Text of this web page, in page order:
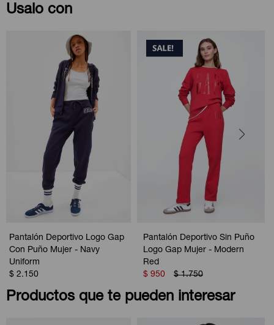
Usalo con
Pantalón Deportivo Logo Gap
Con Puño Mujer - Navy
Uniform
$ 2.150
Pantalón Deportivo Sin Puño
Logo Gap Mujer - Modern
Red
$ 950 $ 1.750
Productos que te pueden interesar